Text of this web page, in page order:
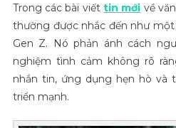
Trong các bài viết tin mới về
thường được nhắc đến như
Gen Z. Nó phản ánh cách
nghiệm tình cảm không rõ
nhắn tin, ứng dụng hẹn hò và
triển mạnh.